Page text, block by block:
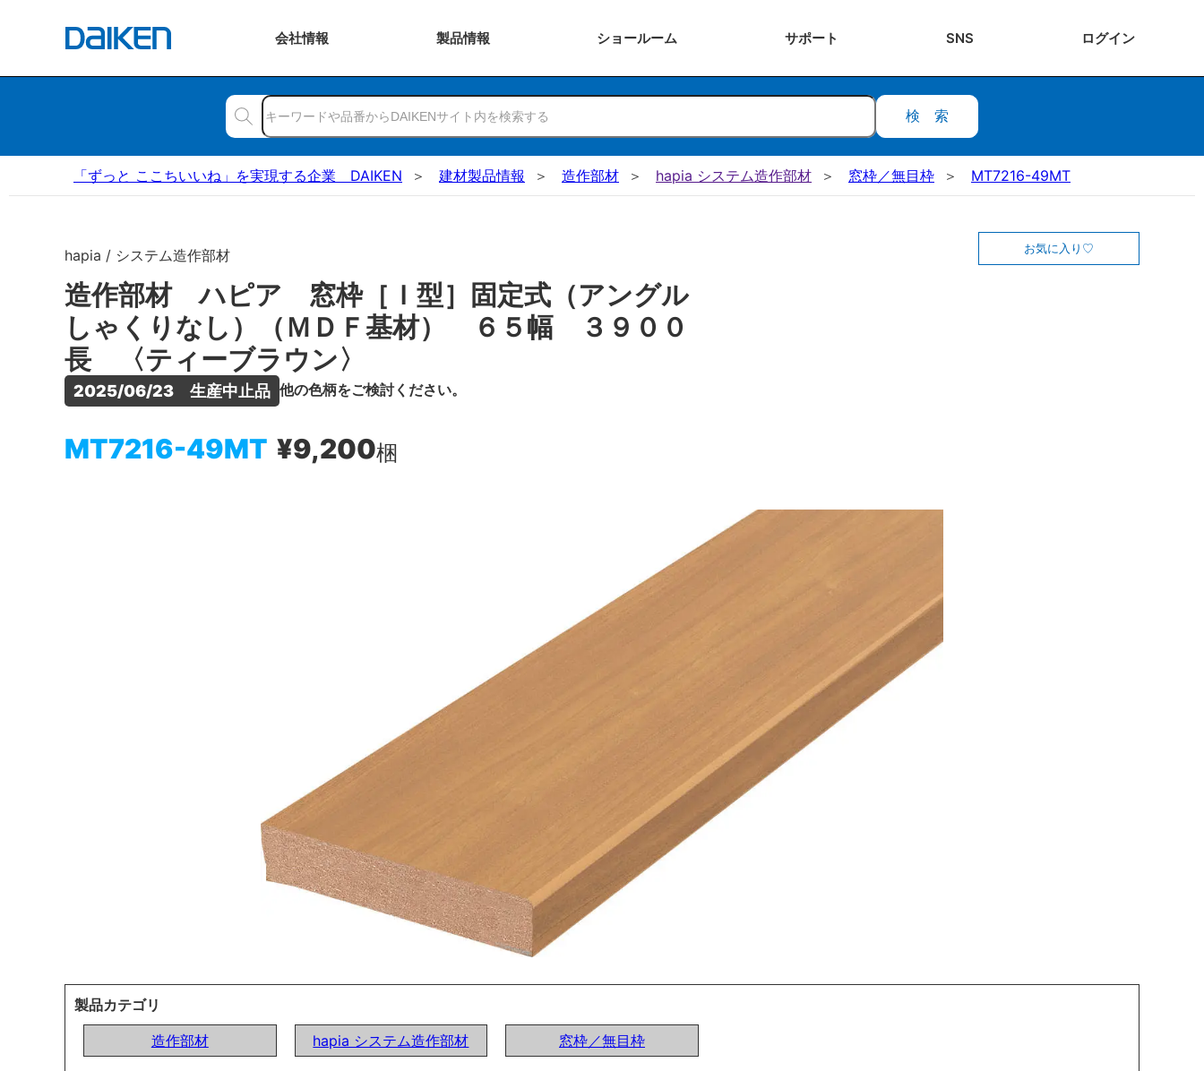
会社情報 製品情報 ショールーム サポート SNS ログイン
検索
「ずっと ここちいいね」を実現する企業 DAIKEN 建材製品情報 造作部材 hapia システム造作部材 窓枠／無目枠 MT7216-49MT
hapia / システム造作部材
造作部材 ハピア 窓枠［Ｉ型］固定式（アングル
しゃくりなし）（ＭＤＦ基材） ６５幅 ３９００
長 〈ティーブラウン〉
2025/06/23　生産中止品 他の色柄をご検討ください。
MT7216-49MT ¥9,200梱
お気に入り
製品カテゴリ
造作部材
hapia システム造作部材 窓枠／無目枠